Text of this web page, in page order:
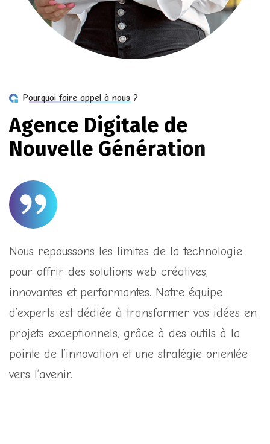
Pourquoi faire appel à nous ?
Agence Digitale de
Nouvelle Génération
Nous repoussons les limites de la technologie
pour offrir des solutions web créatives,
innovantes et performantes. Notre équipe
d’experts est dédiée à transformer vos idées en
projets exceptionnels, grâce à des outils à la
pointe de l’innovation et une stratégie orientée
vers l’avenir.